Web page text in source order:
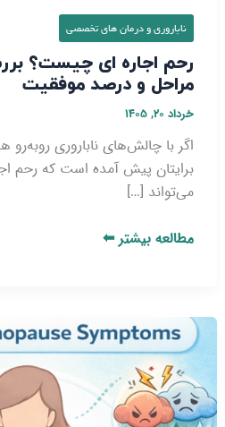
ناباروری و درمان‌ های تخصصی
رحم اجاره ای چیست؟
مراحل و درصد موفقیت
خرداد ۲۰, ۱۴۰۵
اگر با چالش‌های ناباروری روبه‌رو
برایتان پیش آمده است که رحم
می‌تواند […]
موفقیت
مطالعه بیشتر ⬅
علائم
یائسگی
زودرس
چیست؟